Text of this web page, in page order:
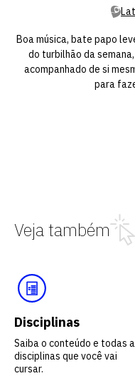
Boa música, bate papo
do turbilhão da
acompanhado de si
para
Veja também
Disciplinas
Saiba o conteúdo e todas
disciplinas que você vai
cursar.